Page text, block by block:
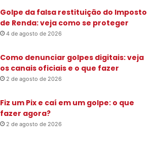
Golpe da falsa restituição do Imposto
de Renda: veja como se proteger
4 de agosto de 2026
Como denunciar golpes digitais: veja
os canais oficiais e o que fazer
2 de agosto de 2026
Fiz um Pix e caí em um golpe: o que
fazer agora?
2 de agosto de 2026